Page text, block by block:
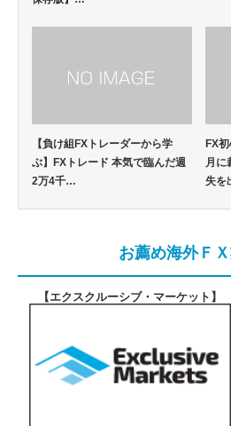
【負け組FXトレーダーから学
ぶ】FXトレード 本気で臨んだ週
2万4千…
FX
月に
失を
お薦め海外Ｆ
【エクスクルーシブ・マーケット 】